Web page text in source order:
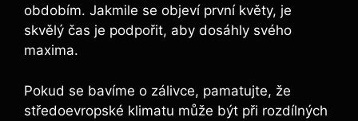
⁢obdobím. Jakmile se objeví první květy, ‍je
skvělý čas⁣ je ‌podpořit, aby dosáhly svého
maxima.
Pokud se bavíme o zálivce, pamatujte, že
⁣středoevropské klimatu může být při⁢ rozdílných